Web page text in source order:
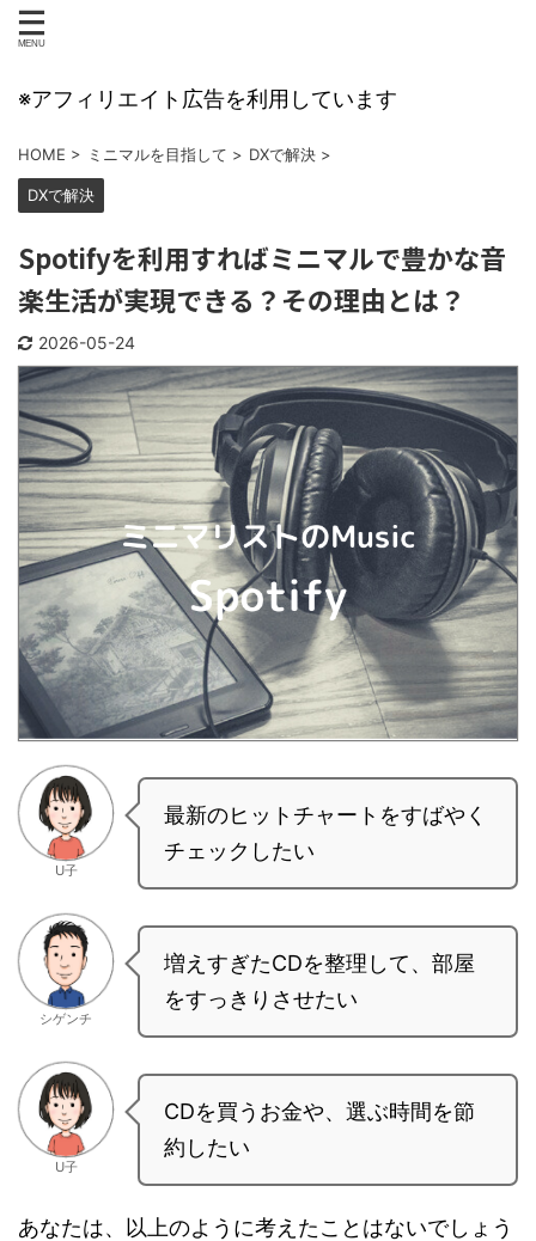
※アフィリエイト広告を利用しています
HOME > ミニマルを目指して > DXで解決 >
DXで解決
Spotifyを利用すればミニマルで豊かな音
楽生活が実現できる？その理由とは？
2026-05-24
U子
最新のヒットチャートをすばやく
チェックしたい
シゲンチ
増えすぎたCDを整理して、部屋
をすっきりさせたい
U子
CDを買うお金や、選ぶ時間を節
約したい
あなたは、以上のように考えたことはないでしょう